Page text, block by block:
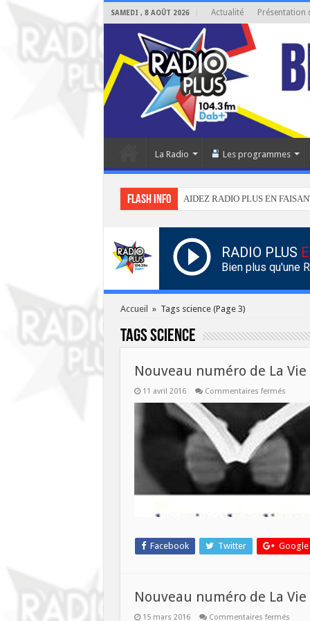
SAMEDI , 8 AOÛT 2026 Actualité Présentation
La Radio Les programmes
Flash info AIDEZ RADIO PLUS EN
RADIO PLUS
Bien plus qu'une
Accueil » Tags science(Page 3)
Tagsscience
Nouveau numéro de La
11 avril 2016 Commentaires ferméssur
de
La
des
Livres
13
Facebook Twitter Google
Nouveau numéro de La
15 mars 2016 Commentaires ferméssur